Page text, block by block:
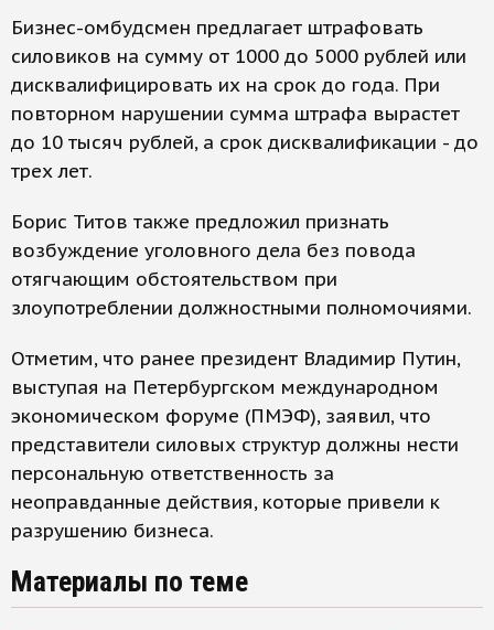
Бизнес-омбудсмен предлагает штрафовать
силовиков на сумму от 1000 до 5000 рублей или
дисквалифицировать их на срок до года. При
повторном нарушении сумма штрафа вырастет
до 10 тысяч рублей, а срок дисквалификации - до
трех лет.
Борис Титов также предложил признать
возбуждение уголовного дела без повода
отягчающим обстоятельством при
злоупотреблении должностными полномочиями.
Отметим, что ранее президент Владимир Путин,
выступая на Петербургском международном
экономическом форуме (ПМЭФ), заявил, что
представители силовых структур должны нести
персональную ответственность за
неоправданные действия, которые привели к
разрушению бизнеса.
Материалы по теме